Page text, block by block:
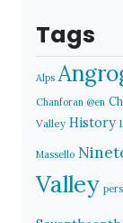
Tags
Alps
Chanforan @en
Valley History
Massello
Valley